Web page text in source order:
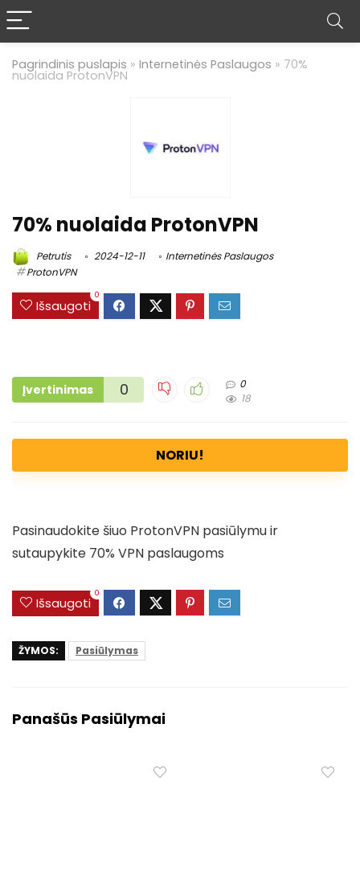
Pagrindinis puslapis » Internetinės Paslaugos » 70%
nuolaida ProtonVPN
70% nuolaida ProtonVPN
Petrutis 2024-12-11
Internetinės Paslaugos
ProtonVPN
Išsaugoti
0
Įvertinimas 0
0
18
NORIU!
Pasinaudokite šiuo ProtonVPN pasiūlymu ir
sutaupykite 70% VPN paslaugoms
Išsaugoti
0
ŽYMOS: Pasiūlymas
Panašūs Pasiūlymai